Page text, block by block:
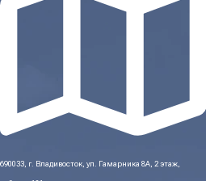
690033, г. Владивосток, ул. Гамарника 8А, 2 этаж,